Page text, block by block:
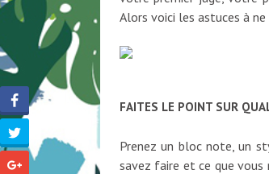
Alors voici les astuces à
FAITES LE POINT SUR
Prenez un bloc note, un
savez faire et ce que vous